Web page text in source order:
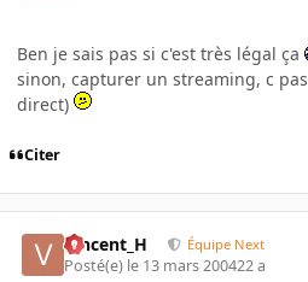
Ben je sais pas si c'est très légal ça
sinon, capturer un streaming, c
direct)
Citer
Vincent_H Équipe Next
Posté(e) le 13 mars 200422 a